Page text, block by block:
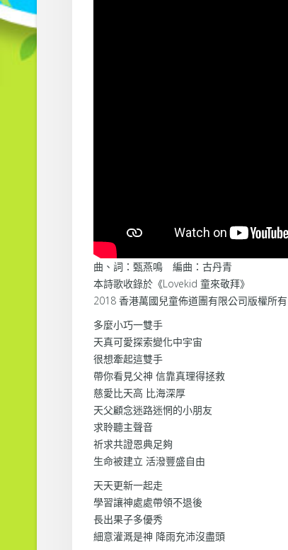
曲、詞：甄燕鳴 編曲：古丹青
本詩歌收錄於《Lovekid 童來敬拜》
2018 香港萬國兒童佈道團有限公司版權所有
多麼小巧一雙手
天真可愛探索變化中宇宙
很想牽起這雙手
帶你看見父神 信靠真理得拯救
慈愛比天高 比海深厚
天父顧念迷路迷惘的小朋友
求聆聽主聲音
祈求共證恩典足夠
生命被建立 活潑豐盛自由
天天更新一起走
學習讓神處處帶領不退後
長出果子多優秀
細意灌溉是神 降雨充沛沒盡頭